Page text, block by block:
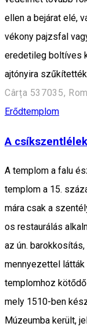
ellen a bejárat elé,
vékony pajzsfal
eredetileg boltíves
ajtónyira
Cârța 537035,
Erődtemplom
A
A templom a falu
templom a 15.
mára csak a
os restaurálás
az ún.
mennyezettel látták
templomhoz
mely 1510-ben
Múzeumba került,